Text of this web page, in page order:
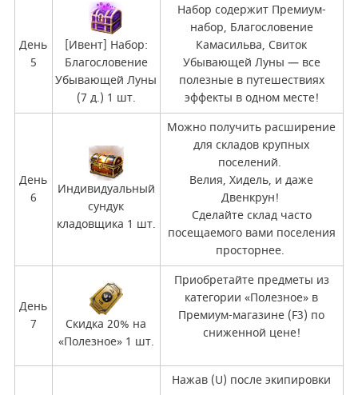
День
5
[Ивент] Набор:
Благословение
Убывающей Луны
(7 д.) 1 шт.
Набор содержит Премиум-
набор, Благословение
Камасильва, Свиток
Убывающей Луны — все
полезные в путешествиях
эффекты в одном месте!
День
6
Индивидуальный
сундук
кладовщика 1 шт.
Можно получить расширение
для складов крупных
поселений.
Велия, Хидель, и даже
Двенкрун!
Сделайте склад часто
посещаемого вами поселения
просторнее.
День
7
Скидка 20% на
«Полезное» 1 шт.
Приобретайте предметы из
категории «Полезное» в
Премиум-магазине (F3) по
сниженной цене!
Нажав (U) после экипировки